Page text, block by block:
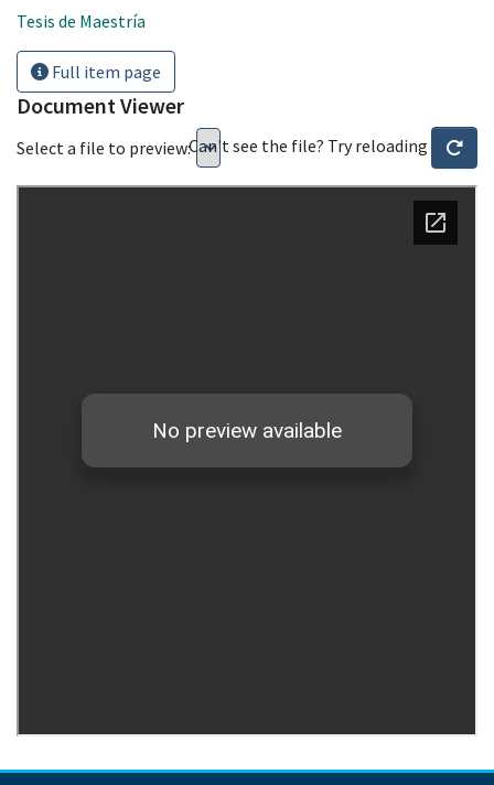
Tesis de Maestría
Full item page
Document Viewer
Select a file to preview:Can't see the file? Try reloading